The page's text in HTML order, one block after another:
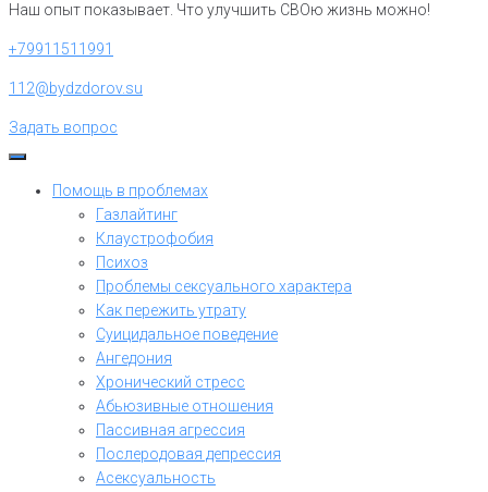
Наш опыт показывает. Что улучшить СВОю жизнь можно!
+79911511991
112@bydzdorov.su
Задать вопрос
Помощь в проблемах
Газлайтинг
Клаустрофобия
Психоз
Проблемы сексуального характера
Как пережить утрату
Суицидальное поведение
Ангедония
Хронический стресс
Абьюзивные отношения
Пассивная агрессия
Послеродовая депрессия
Асексуальность